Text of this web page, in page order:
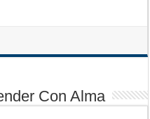
Con Alma